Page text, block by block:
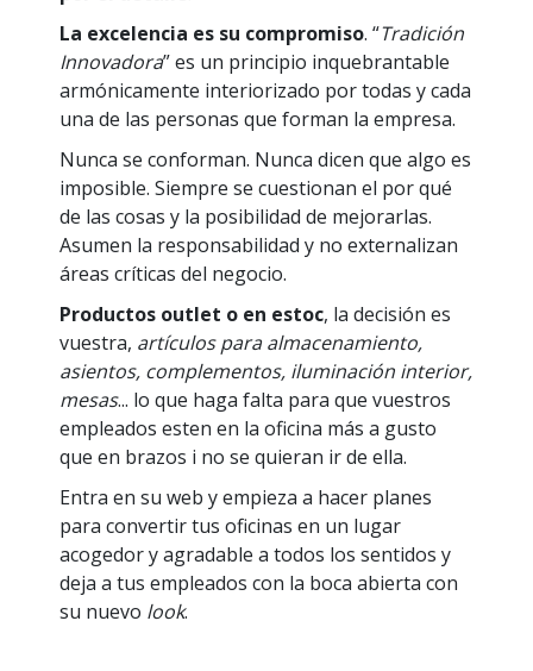
La excelencia es su compromiso. “Tradición
Innovadora” es un principio inquebrantable
armónicamente interiorizado por todas y cada
una de las personas que forman la empresa.
Nunca se conforman. Nunca dicen que algo es
imposible. Siempre se cuestionan el por qué
de las cosas y la posibilidad de mejorarlas.
Asumen la responsabilidad y no externalizan
áreas críticas del negocio.
Productos outlet o en estoc, la decisión es
vuestra, artículos para almacenamiento,
asientos, complementos, iluminación interior,
mesas... lo que haga falta para que vuestros
empleados esten en la oficina más a gusto
que en brazos i no se quieran ir de ella.
Entra en su web y empieza a hacer planes
para convertir tus oficinas en un lugar
acogedor y agradable a todos los sentidos y
deja a tus empleados con la boca abierta con
su nuevo look.